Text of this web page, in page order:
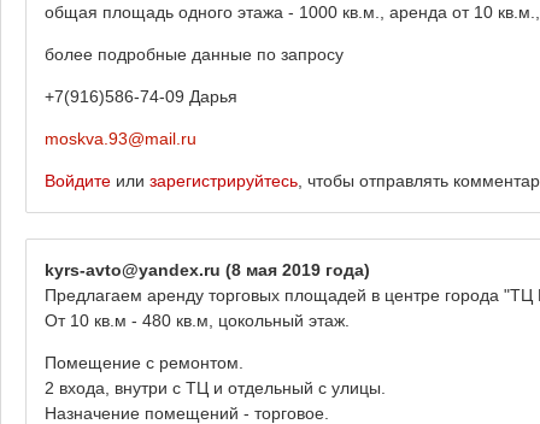
общая площадь одного этажа - 1000 кв.м., аренда от 10
более подробные данные по запросу
+7(916)586-74-09 Дарья
moskva.93@mail.ru
Войдите или зарегистрируйтесь , чтобы отправлять
kyrs-avto@yandex.ru (8 мая 2019 года)
Предлагаем аренду торговых площадей в центре города "ТЦ
От 10 кв.м - 480 кв.м, цокольный этаж.
Помещение с ремонтом.
2 входа, внутри с ТЦ и отдельный с улицы.
Назначение помещений - торговое.